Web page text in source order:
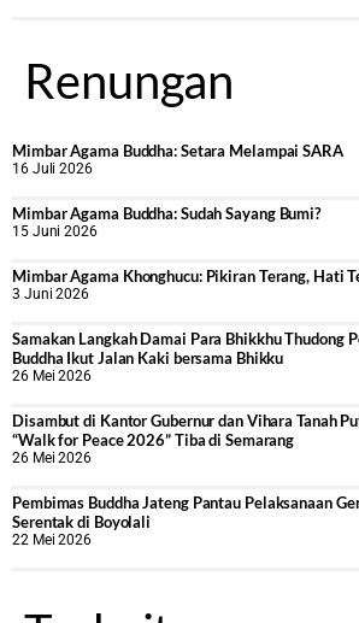
Renungan
Mimbar Agama Buddha: Setara Melampai SARA
16 Juli 2026
Mimbar Agama Buddha: Sudah Sayang Bumi?
15 Juni 2026
Mimbar Agama Khonghucu: Pikiran Terang, Hati
3 Juni 2026
Samakan Langkah Damai Para Bhikkhu Thudong
Buddha Ikut Jalan Kaki bersama Bhikku
26 Mei 2026
Disambut di Kantor Gubernur dan Vihara Tanah
“Walk for Peace 2026” Tiba di Semarang
26 Mei 2026
‎Pembimas Buddha Jateng Pantau Pelaksanaan
Serentak di Boyolali
22 Mei 2026